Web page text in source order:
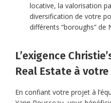
locative, la valorisation
diversification de votre
différents “boroughs” de
L’exigence
Real Estate à
En confiant votre projet à